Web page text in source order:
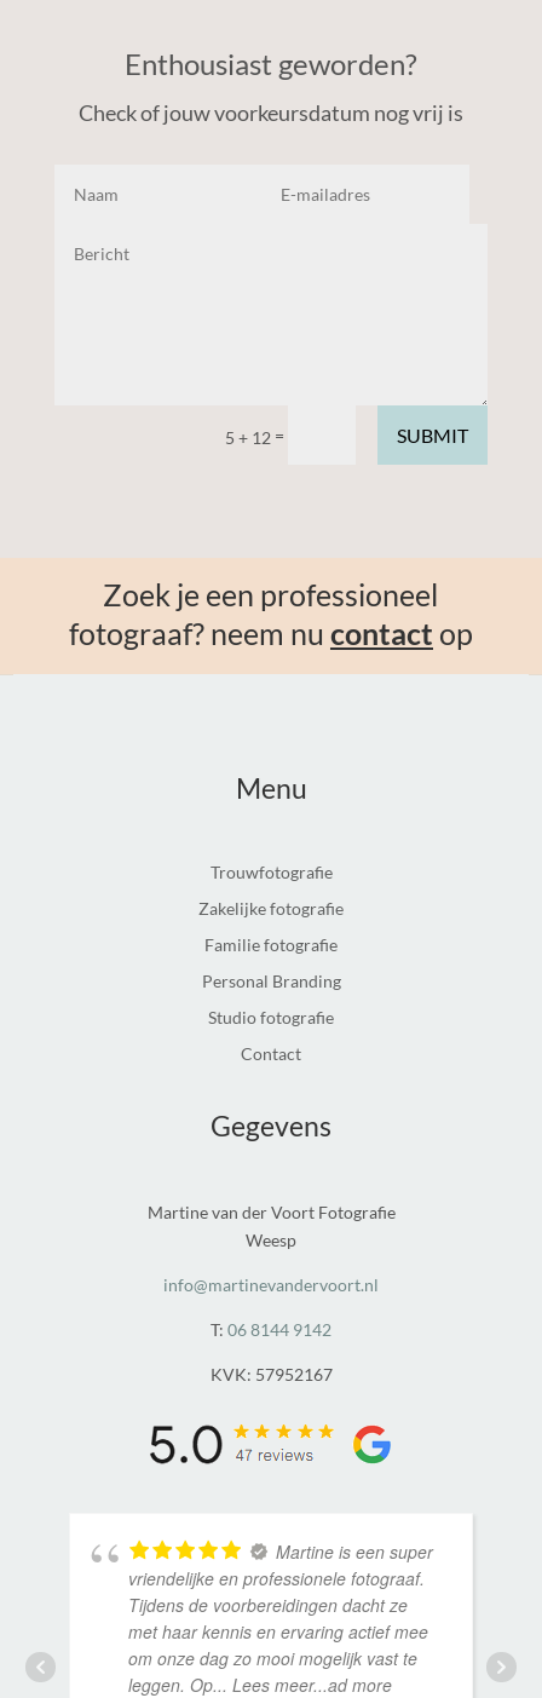
Enthousiast geworden?
Check of jouw voorkeursdatum nog vrij is
5 + 12 = SUBMIT
Zoek je een professioneel
fotograaf? neem nu contact op
Menu
Trouwfotografie
Zakelijke fotografie
Familie fotografie
Personal Branding
Studio fotografie
Contact
Gegevens
Martine van der Voort Fotografie
Weesp
info@martinevandervoort.nl
T: 06 8144 9142
KVK: 57952167
Martine is een super
vriendelijke en professionele fotograaf.
Tijdens de voorbereidingen dacht ze
met haar kennis en ervaring actief mee
om onze dag zo mooi mogelijk vast te
leggen. Op... Lees meer...ad more